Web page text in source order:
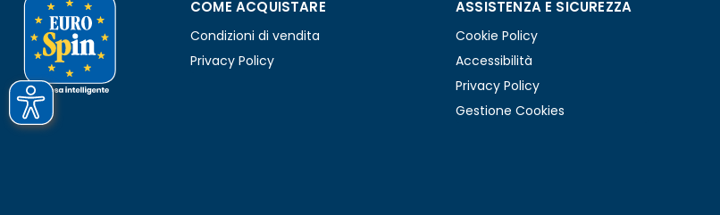
COME ACQUISTARE
Condizioni di vendita
Privacy Policy
ASSISTENZA E SICUREZZA
Cookie Policy
Accessibilità
Privacy Policy
Gestione Cookies